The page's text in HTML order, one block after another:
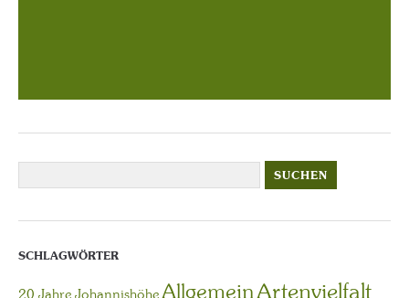
SCHLAGWÖRTER
AllgemeinArtenvielfalt